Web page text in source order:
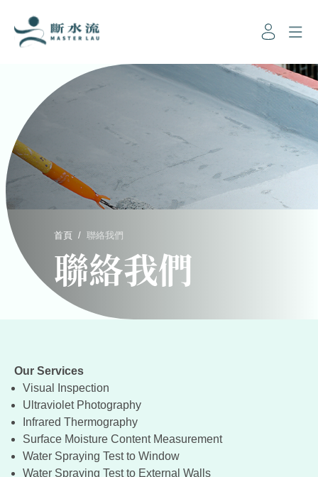
首頁 / 聯絡我們
聯絡我們
Our Services
Visual Inspection
Ultraviolet Photography
Infrared Thermography
Surface Moisture Content Measurement
Water Spraying Test to Window
Water Spraying Test to External Walls